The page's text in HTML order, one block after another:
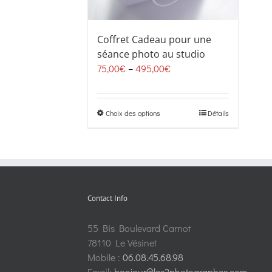
Coffret Cadeau pour une
séance photo au studio
75,00€–495,00€
Choix des options Détails
Contact Info
55 Bis Boulevard Carnot
78110 Le Vésinet
Mobile : 06.08.45.68.98